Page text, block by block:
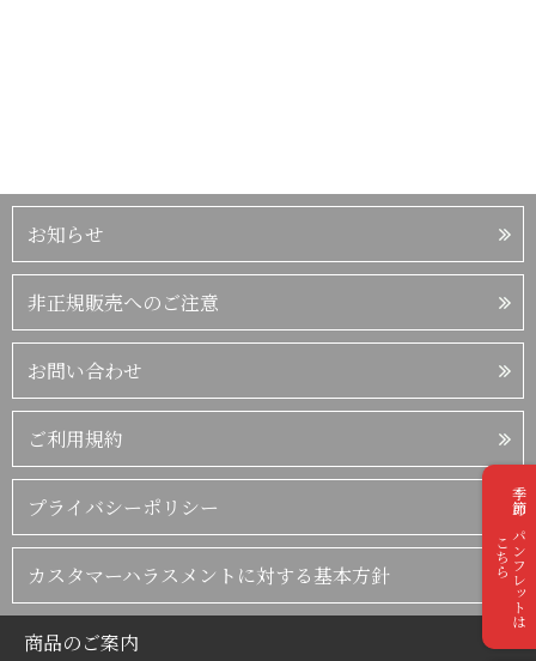
お知らせ
非正規販売へのご注意
お問い合わせ
ご利用規約
プライバシーポリシー
カスタマーハラスメントに対する基本方針
商品のご案内
季節のパンフレットは
こちら